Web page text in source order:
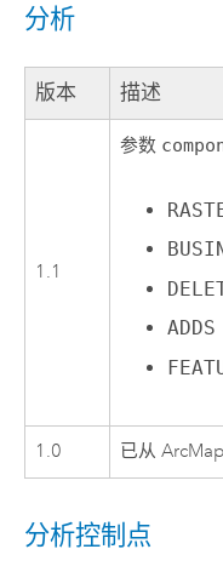
分析
版本 描述
1.1
参数
ADDS
1.0 已从
分析控制点